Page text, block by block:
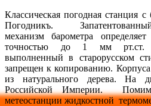
Классическая погодная станция
Погодникъ. Запатентованный
механизм барометра
точностью до 1 мм рт.ст.
выполненный в старорусском
запрещен к копированию.
из натурального дерева. На
Российской Империи.
метеостанции жидкостной